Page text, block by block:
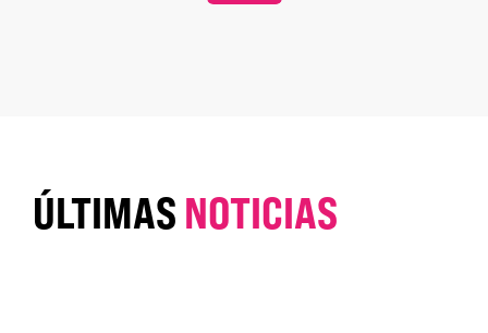
ÚLTIMAS NOTICIAS